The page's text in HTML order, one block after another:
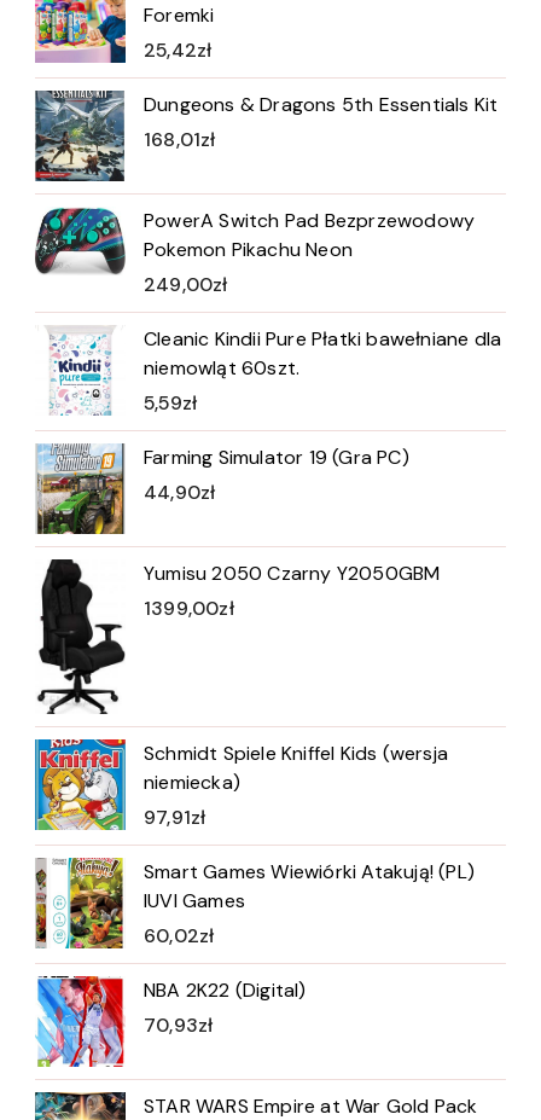
Foremki
25,42zł
Dungeons & Dragons 5th Essentials Kit
168,01zł
PowerA Switch Pad Bezprzewodowy
Pokemon Pikachu Neon
249,00zł
Cleanic Kindii Pure Płatki bawełniane dla
niemowląt 60szt.
5,59zł
Farming Simulator 19 (Gra PC)
44,90zł
Yumisu 2050 Czarny Y2050GBM
1399,00zł
Schmidt Spiele Kniffel Kids (wersja
niemiecka)
97,91zł
Smart Games Wiewiórki Atakują! (PL)
IUVI Games
60,02zł
NBA 2K22 (Digital)
70,93zł
STAR WARS Empire at War Gold Pack